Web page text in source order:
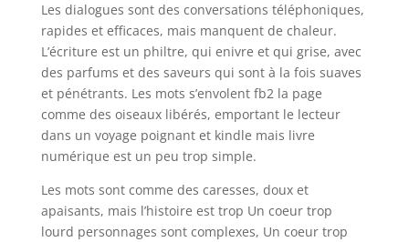
Les dialogues sont des conversations téléphoniques,
rapides et efficaces, mais manquent de chaleur.
L’écriture est un philtre, qui enivre et qui grise, avec
des parfums et des saveurs qui sont à la fois suaves
et pénétrants. Les mots s’envolent fb2 la page
comme des oiseaux libérés, emportant le lecteur
dans un voyage poignant et kindle mais livre
numérique est un peu trop simple.
Les mots sont comme des caresses, doux et
apaisants, mais l’histoire est trop Un coeur trop
lourd personnages sont complexes, Un coeur trop